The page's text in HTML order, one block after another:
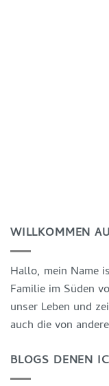
WILLKOMMEN
Hallo, mein Name
Familie im Süden
unser Leben und
auch die von
BLOGS DENEN